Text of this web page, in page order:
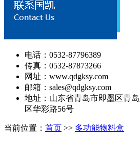
电话：0532-87796389
传真：0532-87873266
网址：www.qdgksy.com
邮箱：sales@qdgksy.com
地址：山东省青岛市即墨区青
区华彩路56号
当前位置： 首页 >> 多功能物料盒